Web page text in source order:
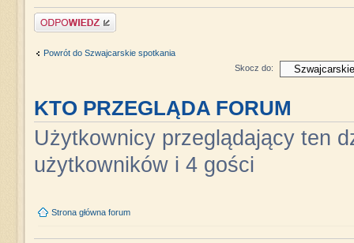
Napisz komentarz
Powrót do Szwajcarskie spotkania
Skocz do:
KTO PRZEGLĄDA FORUM
Użytkownicy przeglądający ten
użytkowników i 4 gości
Strona główna forum